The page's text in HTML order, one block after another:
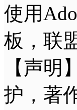
使用
板，联
【声
护，著